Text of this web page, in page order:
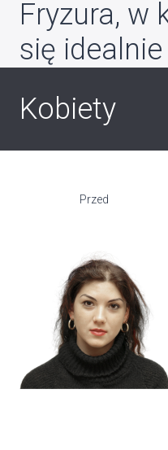
Fryzura, w
się idealnie
Kobiety
Przed